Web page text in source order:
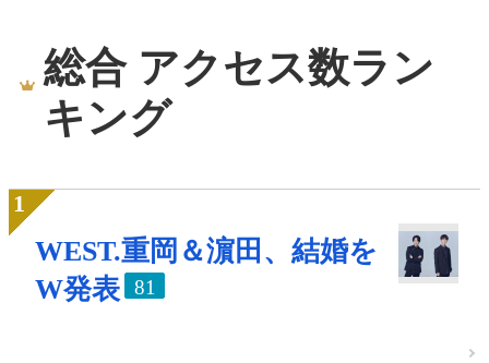
総合 アクセス数ラン
キング
WEST.重岡＆濵田、結婚を
W発表
81